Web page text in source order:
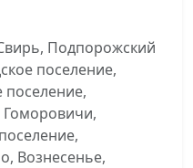
Подпорожский
поселение,
поселение,
Вознесенье,